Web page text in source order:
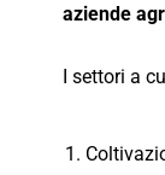
aziende
I settori a